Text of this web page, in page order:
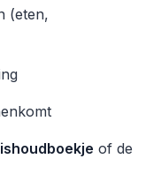
(eten,
of de